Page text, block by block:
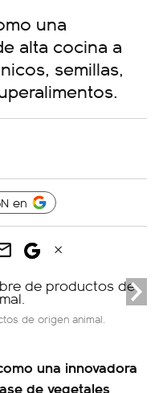
una
alta cocina a
semillas,
en
de origen animal.
una innovadora
de vegetales